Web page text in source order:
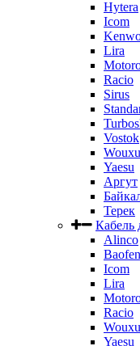
Hytera
Icom
Lira
Racio
Sirus
Vostok
Yaesu
Аргут
Терек
Кабель
Alinco
Icom
Lira
Racio
Yaesu